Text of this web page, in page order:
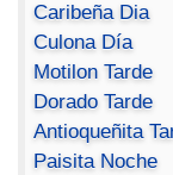
Caribeña Dia
Culona Día
Motilon Tarde
Dorado Tarde
Antioqueñita
Paisita Noche